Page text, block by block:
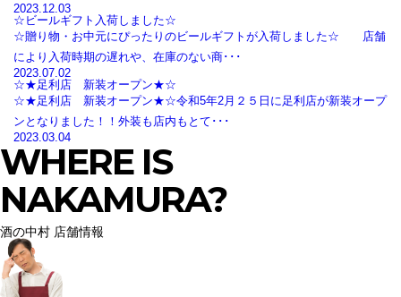
2023.12.03
☆ビールギフト入荷しました☆
☆贈り物・お中元にぴったりのビールギフトが入荷しました☆ 店舗
により入荷時期の遅れや、在庫のない商･･･
2023.07.02
☆★足利店 新装オープン★☆
☆★足利店 新装オープン★☆令和5年2月２５日に足利店が新装オープ
ンとなりました！！外装も店内もとて･･･
2023.03.04
WHERE IS
NAKAMURA?
酒の中村 店舗情報